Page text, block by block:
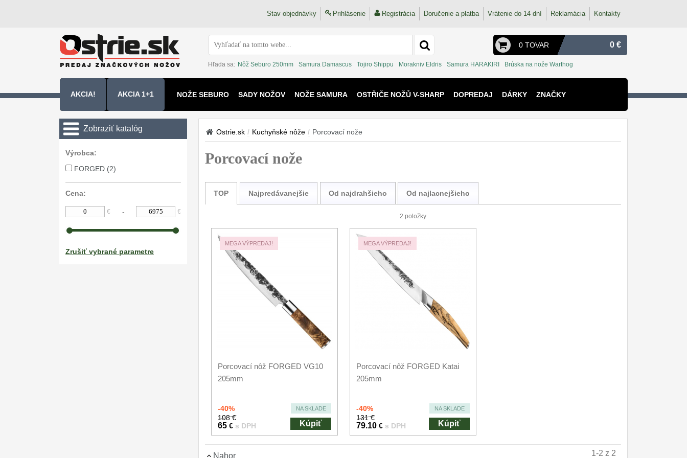
Stav objednávky Prihlásenie Registrácia Doručenie a platba Vrátenie do 14 dní Reklamácia Kontakty
0 TOVAR 0 €
Hľada sa: Nôž Seburo 250mm Samura Damascus Tojiro Shippu Morakniv Eldris Samura HARAKIRI Brúska na nože Warthog
AKCIA! AKCIA 1+1 NOŽE SEBURO SADY NOŽOV NOŽE SAMURA OSTŘIČE NOŽŮ V-SHARP DOPREDAJ DÁRKY ZNAČKY
Zobraziť katalóg
Kuchyňské nôže
Sady nožov
Kuchařské nože
Univerzálny nože
Santoku nože
Výrobca:
FORGED (2)
Cena:
€ - €
Zrušiť vybrané parametre
Ostrie.sk / Kuchyňské nôže / Porcovací nože
Porcovací nože
TOP Najpredávanejšie Od najdrahšieho Od najlacnejšieho
2 položky
MEGA VÝPREDAJ!
Porcovací nôž FORGED VG10
205mm
-40% NA SKLADE
108 €
65 € s DPH Kúpiť
MEGA VÝPREDAJ!
Porcovací nôž FORGED Katai
205mm
-40% NA SKLADE
131 €
79.10 € s DPH Kúpiť
Nahor 1-2 z 2